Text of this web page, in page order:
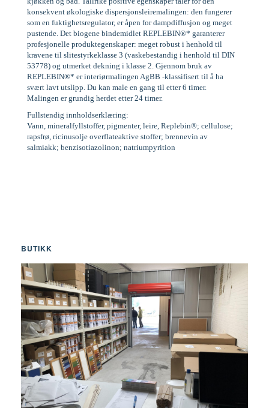
konsekvent økologiske dispersjonsleiremalingen: den fungerer
som en fuktighetsregulator, er åpen for dampdiffusjon og meget
pustende. Det biogene bindemidlet REPLEBIN®* garanterer
profesjonelle produktegenskaper: meget robust i henhold til
kravene til slitestyrkeklasse 3 (vaskebestandig i henhold til DIN
53778) og utmerket dekning i klasse 2. Gjennom bruk av
REPLEBIN®* er interiørmalingen AgBB -klassifisert til å ha
svært lavt utslipp. Du kan male en gang til etter 6 timer.
Malingen er grundig herdet etter 24 timer.
Fullstendig innholdserklæring:
Vann, mineralfyllstoffer, pigmenter, leire, Replebin®; cellulose;
rapsfrø, ricinusolje overflateaktive stoffer; brennevin av
salmiakk; benzisotiazolinon; natriumpyrition
BUTIKK